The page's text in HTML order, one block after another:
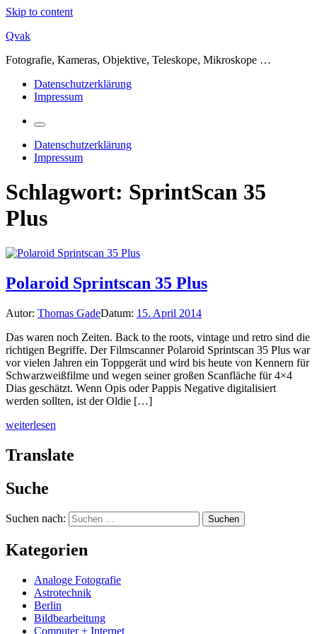
Skip to content
Qvak
Fotografie, Kameras, Objektive, Teleskope, Mikroskope …
Datenschutzerklärung
Impressum
Datenschutzerklärung
Impressum
Schlagwort: SprintScan 35
Plus
Polaroid Sprintscan 35 Plus
Autor: Thomas GadeDatum: 15. April 2014
Das waren noch Zeiten. Back to the roots, vintage und retro sind die
richtigen Begriffe. Der Filmscanner Polaroid Sprintscan 35 Plus war
vor vielen Jahren ein Toppgerät und wird bis heute von Kennern für
Schwarzweißfilme und wegen seiner großen Scanfläche für 4×4
Dias geschätzt. Wenn Opis oder Pappis Negative digitalisiert
werden sollten, ist der Oldie […]
weiterlesen
Translate
Suche
Suchen nach:
Kategorien
Analoge Fotografie
Astrotechnik
Berlin
Bildbearbeitung
Computer + Internet